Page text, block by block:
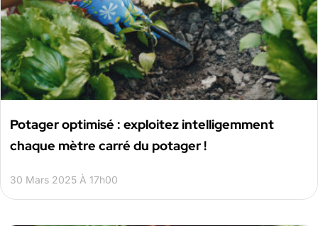
Potager optimisé : exploitez intelligemment
chaque mètre carré du potager !
30 Mars 2025 À 17h00